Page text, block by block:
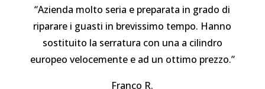
“Azienda molto seria e preparata in grado di
riparare i guasti in brevissimo tempo. Hanno
sostituito la serratura con una a cilindro
europeo velocemente e ad un ottimo prezzo.”
Franco R.